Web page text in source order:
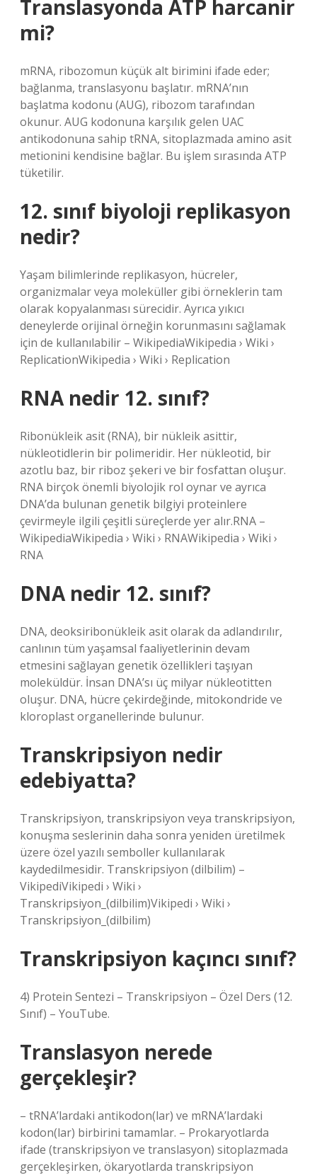
Translasyonda ATP harcanir
mi?
mRNA, ribozomun küçük alt birimini ifade eder;
bağlanma, translasyonu başlatır. mRNA’nın
başlatma kodonu (AUG), ribozom tarafından
okunur. AUG kodonuna karşılık gelen UAC
antikodonuna sahip tRNA, sitoplazmada amino asit
metionini kendisine bağlar. Bu işlem sırasında ATP
tüketilir.
12. sınıf biyoloji replikasyon
nedir?
Yaşam bilimlerinde replikasyon, hücreler,
organizmalar veya moleküller gibi örneklerin tam
olarak kopyalanması sürecidir. Ayrıca yıkıcı
deneylerde orijinal örneğin korunmasını sağlamak
için de kullanılabilir – WikipediaWikipedia › Wiki ›
ReplicationWikipedia › Wiki › Replication
RNA nedir 12. sınıf?
Ribonükleik asit (RNA), bir nükleik asittir,
nükleotidlerin bir polimeridir. Her nükleotid, bir
azotlu baz, bir riboz şekeri ve bir fosfattan oluşur.
RNA birçok önemli biyolojik rol oynar ve ayrıca
DNA’da bulunan genetik bilgiyi proteinlere
çevirmeyle ilgili çeşitli süreçlerde yer alır.RNA –
WikipediaWikipedia › Wiki › RNAWikipedia › Wiki ›
RNA
DNA nedir 12. sınıf?
DNA, deoksiribonükleik asit olarak da adlandırılır,
canlının tüm yaşamsal faaliyetlerinin devam
etmesini sağlayan genetik özellikleri taşıyan
moleküldür. İnsan DNA’sı üç milyar nükleotitten
oluşur. DNA, hücre çekirdeğinde, mitokondride ve
kloroplast organellerinde bulunur.
Transkripsiyon nedir
edebiyatta?
Transkripsiyon, transkripsiyon veya transkripsiyon,
konuşma seslerinin daha sonra yeniden üretilmek
üzere özel yazılı semboller kullanılarak
kaydedilmesidir. Transkripsiyon (dilbilim) –
VikipediVikipedi › Wiki ›
Transkripsiyon_(dilbilim)Vikipedi › Wiki ›
Transkripsiyon_(dilbilim)
Transkripsiyon kaçıncı sınıf?
4) Protein Sentezi – Transkripsiyon – Özel Ders (12.
Sınıf) – YouTube.
Translasyon nerede
gerçekleşir?
– tRNA’lardaki antikodon(lar) ve mRNA’lardaki
kodon(lar) birbirini tamamlar. – Prokaryotlarda
ifade (transkripsiyon ve translasyon) sitoplazmada
gerçekleşirken, ökaryotlarda transkripsiyon